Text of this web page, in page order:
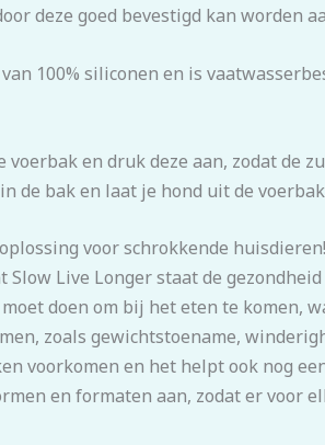
deze goed bevestigd kan worden
100% siliconen en is
en druk deze aan, zodat de
de bak en laat je hond uit de
voor schrokkende huisdieren!
Slow Live Longer staat de
doen om bij het eten te komen,
zoals gewichtstoename,
voorkomen en het helpt ook nog
en formaten aan, zodat er voor